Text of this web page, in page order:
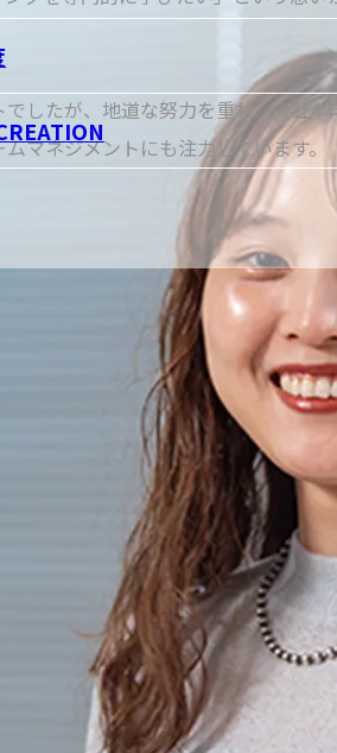
したが、地道な努力を重ね、入社4
マネジメントにも注力しています。